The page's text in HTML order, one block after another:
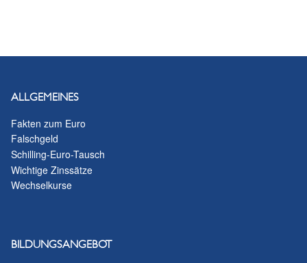
ALLGEMEINES
Fakten zum Euro
Falschgeld
Schilling-Euro-Tausch
Wichtige Zinssätze
Wechselkurse
BILDUNGSANGEBOT